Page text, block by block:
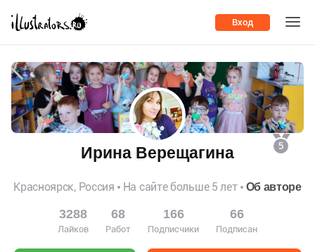
Вход
5
Ирина Верещагина
Красноярск, Россия На сайте больше 5 лет Об авторе
3288
Лайков
68
Работ
166
Подписчики
66
Подписан